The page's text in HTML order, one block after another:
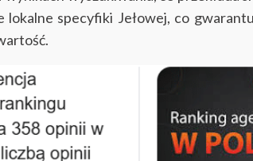
specyfiki Jełowej, co